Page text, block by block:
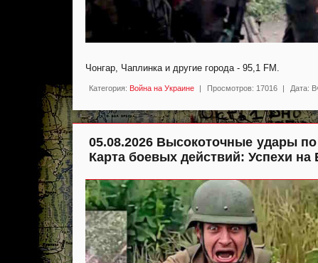
Чонгар, Чаплинка и другие города - 95,1 FM.
Категория: Война на Украине | Просмотров: 17016 | Дата:
05.08.2026 Высокоточные удары
Карта боевых действий: Успехи